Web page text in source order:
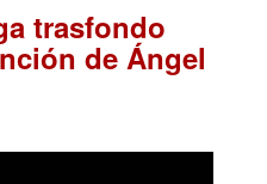
trasfondo
de Ángel